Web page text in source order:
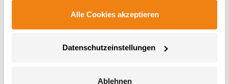
Alle Cookies akzeptieren
Datenschutzeinstellungen
Ablehnen
CGW42141 CG Workwear Potenza X Classic Bänderset
Mit Druckknopf zum Befestigen an der Schürzen-Öse Im Rücken